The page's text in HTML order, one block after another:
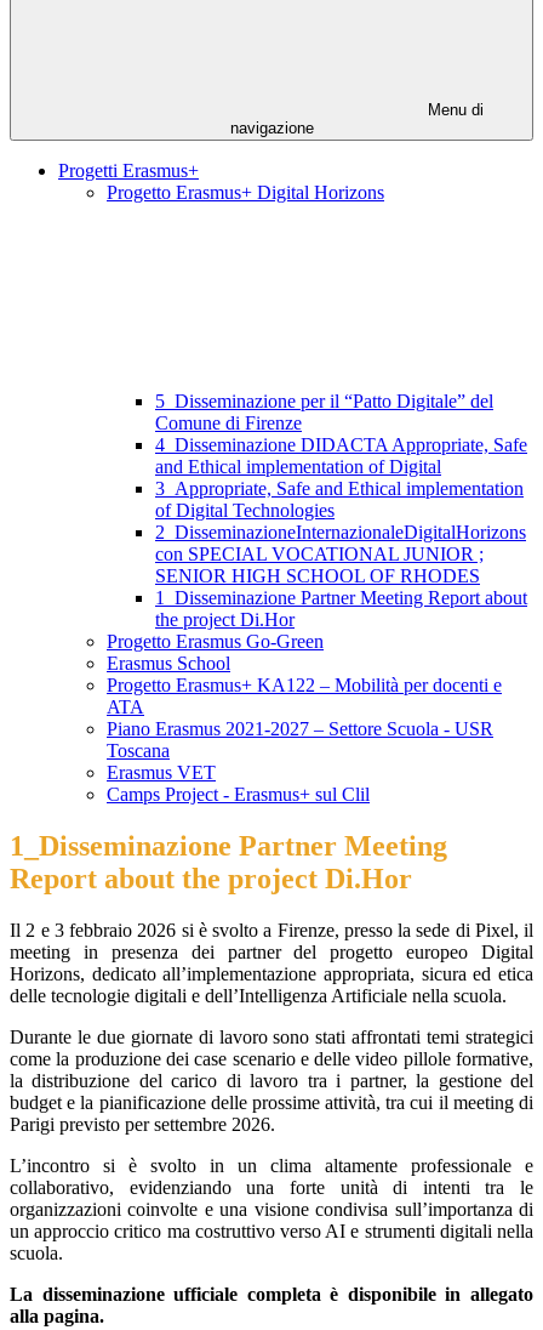
Menu di
navigazione
Progetti Erasmus+
Progetto Erasmus+ Digital Horizons
5_Disseminazione per il “Patto Digitale” del
Comune di Firenze
4_Disseminazione DIDACTA Appropriate, Safe
and Ethical implementation of Digital
3_Appropriate, Safe and Ethical implementation
of Digital Technologies
2_DisseminazioneInternazionaleDigitalHorizons
con SPECIAL VOCATIONAL JUNIOR ;
SENIOR HIGH SCHOOL OF RHODES
1_Disseminazione Partner Meeting Report about
the project Di.Hor
Progetto Erasmus Go-Green
Erasmus School
Progetto Erasmus+ KA122 – Mobilità per docenti e
ATA
Piano Erasmus 2021-2027 – Settore Scuola - USR
Toscana
Erasmus VET
Camps Project - Erasmus+ sul Clil
1_Disseminazione Partner Meeting
Report about the project Di.Hor
Il 2 e 3 febbraio 2026 si è svolto a Firenze, presso la sede di Pixel, il
meeting in presenza dei partner del progetto europeo Digital
Horizons, dedicato all’implementazione appropriata, sicura ed etica
delle tecnologie digitali e dell’Intelligenza Artificiale nella scuola.
Durante le due giornate di lavoro sono stati affrontati temi strategici
come la produzione dei case scenario e delle video pillole formative,
la distribuzione del carico di lavoro tra i partner, la gestione del
budget e la pianificazione delle prossime attività, tra cui il meeting di
Parigi previsto per settembre 2026.
L’incontro si è svolto in un clima altamente professionale e
collaborativo, evidenziando una forte unità di intenti tra le
organizzazioni coinvolte e una visione condivisa sull’importanza di
un approccio critico ma costruttivo verso AI e strumenti digitali nella
scuola.
La disseminazione ufficiale completa è disponibile in allegato
alla pagina.